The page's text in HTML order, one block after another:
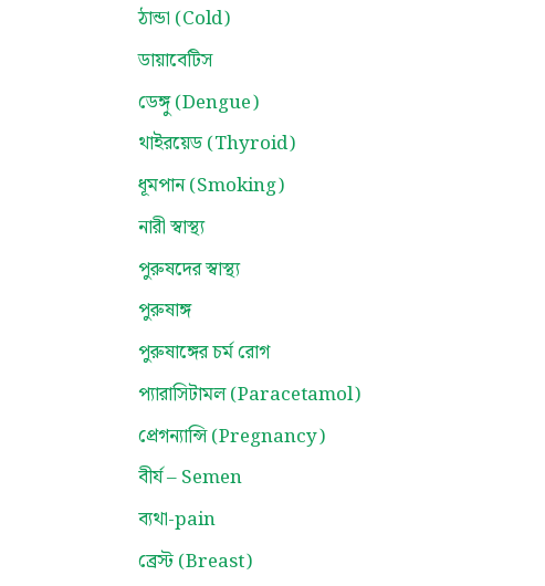
ঠান্ডা (Cold)
ডায়াবেটিস
ডেঙ্গু (Dengue)
থাইরয়েড (Thyroid)
ধূমপান (Smoking)
নারী স্বাস্থ্য
পুরুষদের স্বাস্থ্য
পুরুষাঙ্গ
পুরুষাঙ্গের চর্ম রোগ
প্যারাসিটামল (Paracetamol)
প্রেগন্যান্সি (Pregnancy)
বীর্য – Semen
ব্যথা-pain
ব্রেস্ট (Breast)